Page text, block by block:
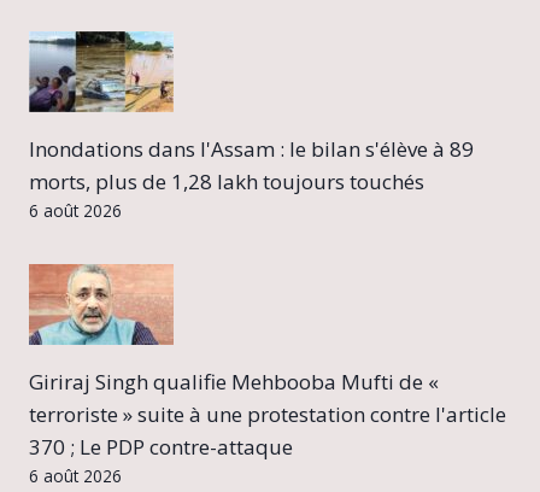
Inondations dans l'Assam : le bilan s'élève à 89
morts, plus de 1,28 lakh toujours touchés
6 août 2026
Giriraj Singh qualifie Mehbooba Mufti de «
terroriste » suite à une protestation contre l'article
370 ; Le PDP contre-attaque
6 août 2026